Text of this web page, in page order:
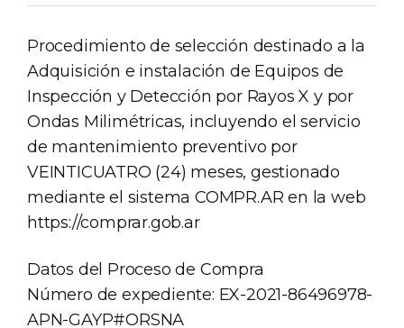
Procedimiento de selección destinado a la
Adquisición e instalación de Equipos de
Inspección y Detección por Rayos X y por
Ondas Milimétricas, incluyendo el servicio
de mantenimiento preventivo por
VEINTICUATRO (24) meses, gestionado
mediante el sistema COMPR.AR en la web
https://comprar.gob.ar
Datos del Proceso de Compra
Número de expediente: EX-2021-86496978-
APN-GAYP#ORSNA